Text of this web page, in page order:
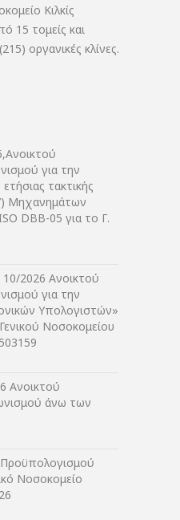
Κιλκίς
15 τομείς και
οργανικές κλίνες.
για την
τακτικής
Μηχανημάτων
DBB-05 για το Γ.
2026 Ανοικτού
για την
Υπολογιστών»
Νοσοκομείου
Ανοικτού
άνω των
Προϋπολογισμού
Νοσοκομείο